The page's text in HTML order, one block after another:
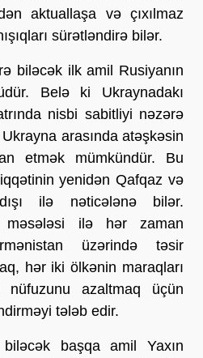
aktuallaşa və çıxılmaz
sürətləndirə bilər.
biləcək ilk amil Rusiyanın
Belə ki Ukraynadakı
nisbi sabitliyi nəzərə
arasında atəşkəsin
etmək mümkündür. Bu
yenidən Qafqaz və
ilə nəticələnə bilər.
məsələsi ilə hər zaman
üzərində təsir
hər iki ölkənin maraqları
nüfuzunu azaltmaq üçün
tələb edir.
başqa amil Yaxın